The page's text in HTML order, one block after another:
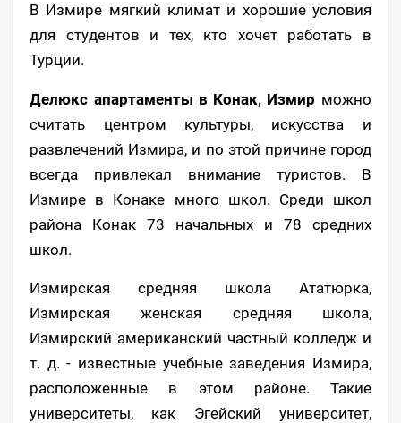
В Измире мягкий климат и хорошие условия
для студентов и тех, кто хочет работать в
Турции.
Делюкс апартаменты в Конак, Измир можно
считать центром культуры, искусства и
развлечений Измира, и по этой причине город
всегда привлекал внимание туристов. В
Измире в Конаке много школ. Среди школ
района Конак 73 начальных и 78 средних
школ.
Измирская средняя школа Ататюрка,
Измирская женская средняя школа,
Измирский американский частный колледж и
т. д. - известные учебные заведения Измира,
расположенные в этом районе. Такие
университеты, как Эгейский университет,